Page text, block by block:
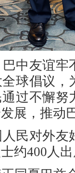
中友谊
球倡议
过不懈
展，推动
民对外
约400人